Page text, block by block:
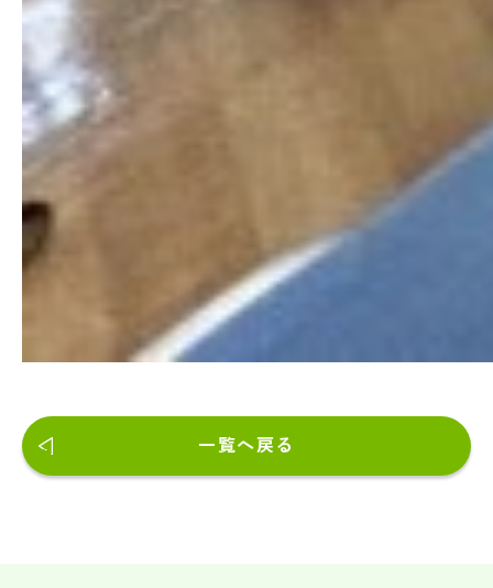
一覧へ戻る